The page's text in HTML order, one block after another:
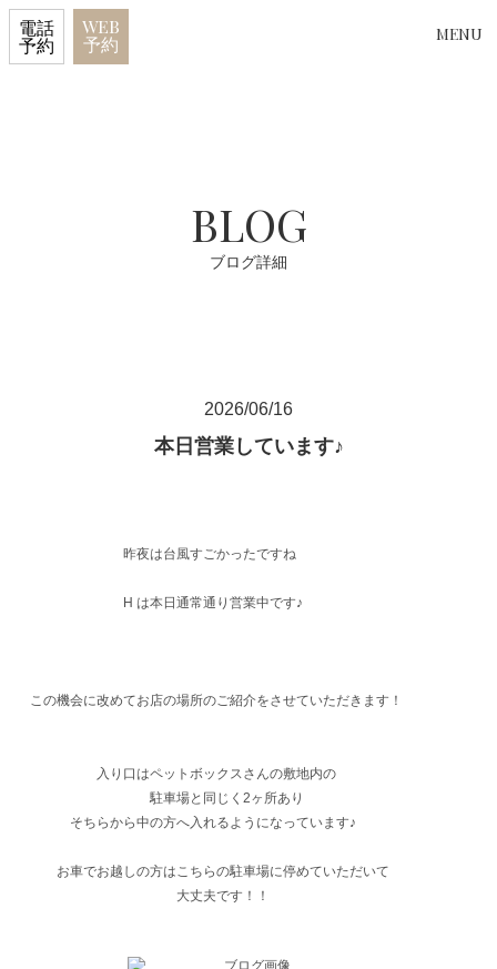
MENU
電話
予約
WEB
予約
BLOG
ブログ詳細
2026/06/16
本日営業しています♪
昨夜は台風すごかったですね
H は本日通常通り営業中です♪
この機会に改めてお店の場所のご紹介をさせていただきます！
入り口はペットボックスさんの敷地内の
駐車場と同じく2ヶ所あり
そちらから中の方へ入れるようになっています♪
お車でお越しの方はこちらの駐車場に停めていただいて
大丈夫です！！